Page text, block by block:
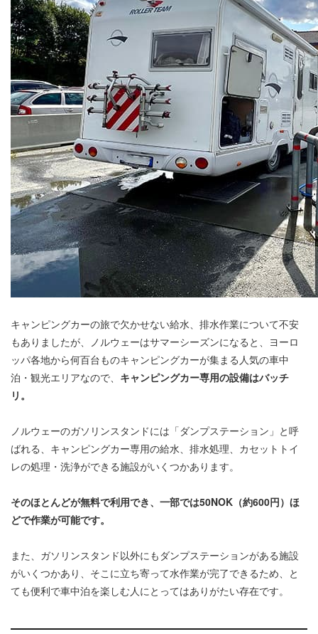
キャンピングカーの旅で欠かせない給水、排水作業について不安
もありましたが、ノルウェーはサマーシーズンになると、ヨーロ
ッパ各地から何百台ものキャンピングカーが集まる人気の車中
泊・観光エリアなので、 キャンピングカー専用の設備はバッチ
リ。
ノルウェーのガソリンスタンドには「ダンプステーション」と呼
ばれる、キャンピングカー専用の給水、排水処理、カセットトイ
レの処理・洗浄ができる施設がいくつかあります。
そのほとんどが無料で利用でき、一部では50NOK（約600円）ほ
どで作業が可能です。
また、ガソリンスタンド以外にもダンプステーションがある施設
がいくつかあり、そこに立ち寄って水作業が完了できるため、と
ても便利で車中泊を楽しむ人にとってはありがたい存在です。